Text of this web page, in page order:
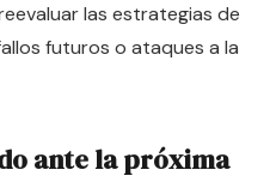
las estrategias de
futuros o ataques a la
ante la próxima